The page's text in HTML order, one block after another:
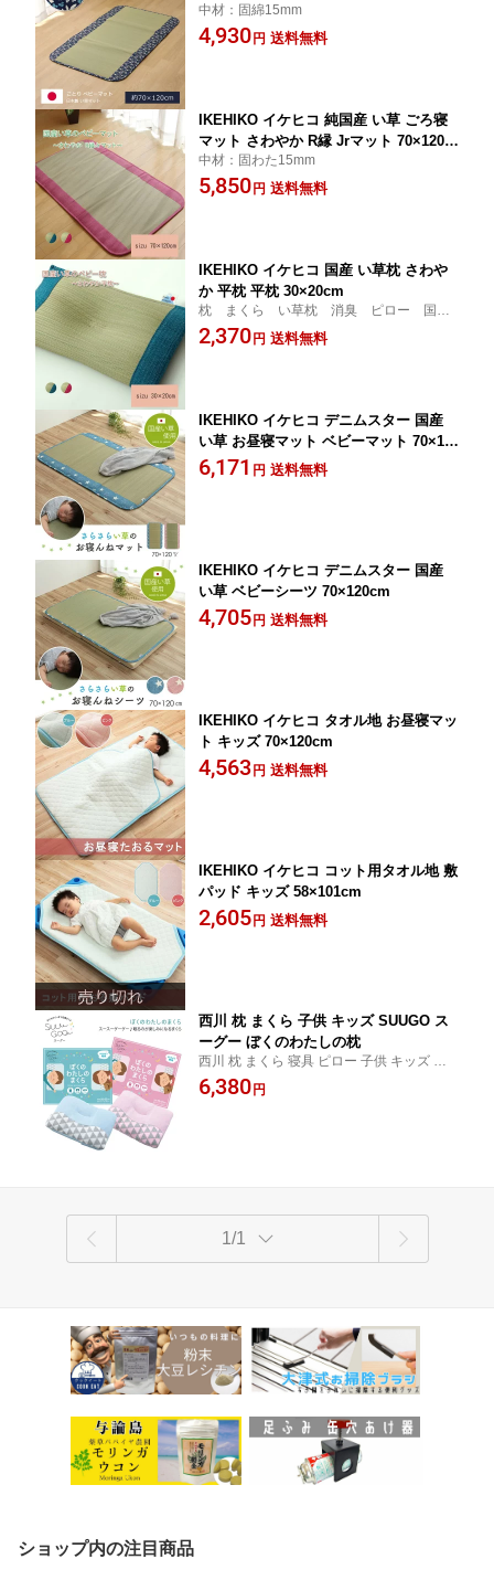
ー
中材：固綿15mm
4,930円 送料無料
IKEHIKO イケヒコ 純国産 い草 ごろ寝
マット さわやか R縁 Jrマット 70×120c
m
中材：固わた15mm
5,850円 送料無料
IKEHIKO イケヒコ 国産 い草枕 さわや
か 平枕 平枕 30×20cm
枕 まくら い草枕 消臭 ピロー 国
産 無地 ベビー キッズ
2,370円 送料無料
IKEHIKO イケヒコ デニムスター 国産
い草 お昼寝マット ベビーマット 70×12
0cm
6,171 円 送料無料
IKEHIKO イケヒコ デニムスター 国産
い草 ベビーシーツ 70×120cm
4,705円 送料無料
IKEHIKO イケヒコ タオル地 お昼寝マッ
ト キッズ 70×120cm
4,563円 送料無料
IKEHIKO イケヒコ コット用タオル地 敷
パッド キッズ 58×101cm
2,605円 送料無料
西川 枕 まくら 子供 キッズ SUUGO ス
ーグー ぼくのわたしの枕
西川 枕 まくら 寝具 ピロー 子供 キッズ 快
適 成長 調整可
6,380円
1/1
ショップ内の注目商品